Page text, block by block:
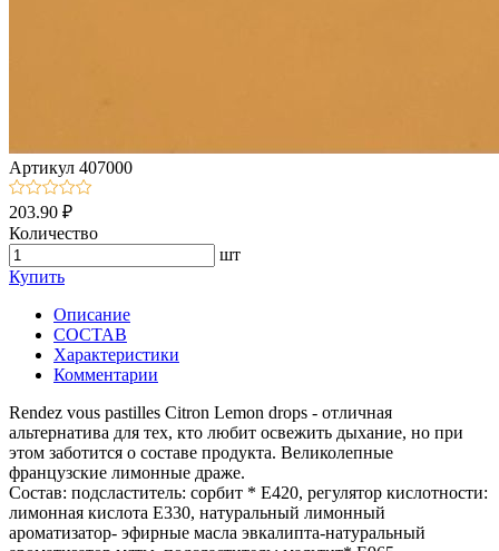
Артикул 407000
203.90 ₽
Количество
шт
Купить
Описание
СОСТАВ
Характеристики
Комментарии
Rendez vous pastilles Citron Lemon drops - отличная
альтернатива для тех, кто любит освежить дыхание, но при
этом заботится о составе продукта. Великолепные
французские лимонные драже.
Состав: подсластитель: сорбит * E420, регулятор кислотности:
лимонная кислота Е330, натуральный лимонный
ароматизатор- эфирные масла эвкалипта-натуральный